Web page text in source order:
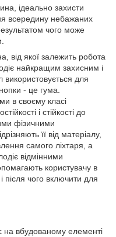
ідеально захисти
всередину небажаних
чого може
від якої залежить робота
найкращим захисним і
використовується для
- це гума.
в своєму класі
і стійкості до
фізичними
її від матеріалу,
самого ліхтаря, а
відмінними
користувачу в
після чого включити для
на вбудованому елементі